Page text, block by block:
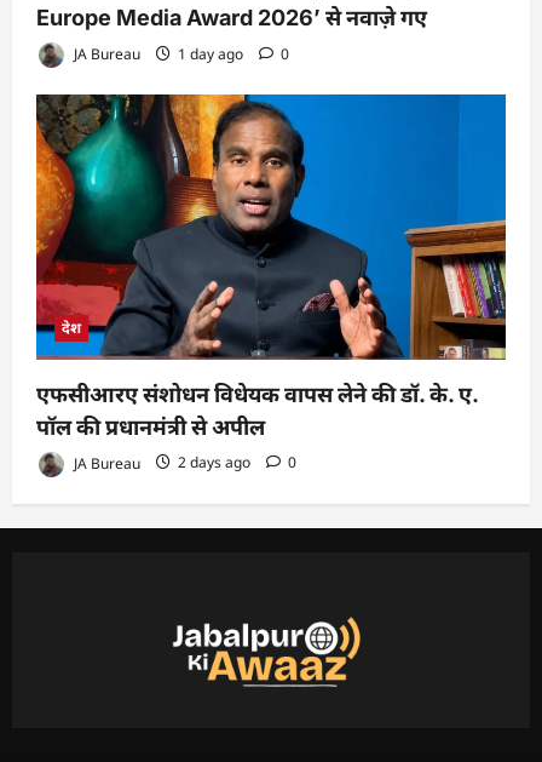
Europe Media Award 2026’ से नवाज़े गए
JA Bureau 1 day ago 0
देश
एफसीआरए संशोधन विधेयक वापस लेने की डॉ. के. ए.
पॉल की प्रधानमंत्री से अपील
JA Bureau 2 days ago 0